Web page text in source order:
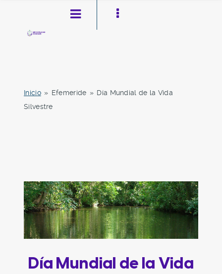
Inicio » Efemeride » Día Mundial de la Vida
Silvestre
Día Mundial de la Vida